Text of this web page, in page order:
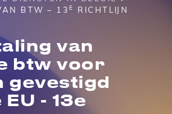
BTW – 13 E RICHTLIJN
van
btw voor
gevestigd
- 13e